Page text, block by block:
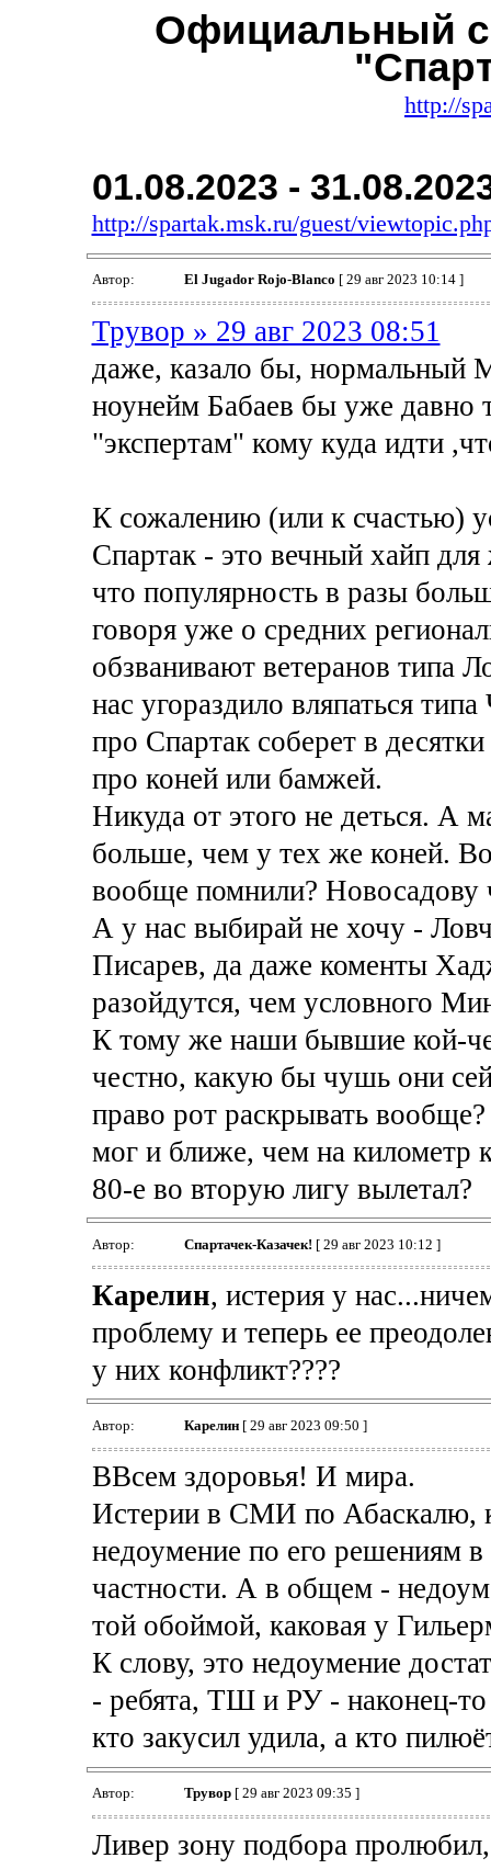
Официальный
http://
01.08.2023 -
http://spartak.msk.ru/guest/
Автор: El Jugador Rojo-Blanco [ 29 авг 2023 10:14 ]
Трувор » 29 авг 2023 08:51
даже, казало бы, нормальный
ноунейм Бабаев бы уже
"экспертам" кому куда идти
К сожалению (или к счастью)
Спартак - это вечный хайп
что популярность в разы
говоря уже о средних
обзванивают ветеранов типа
нас угораздило вляпаться
про Спартак соберет в
про коней или бамжей.
Никуда от этого не деться. А
больше, чем у тех же коней.
вообще помнили?
А у нас выбирай не хочу -
Писарев, да даже коменты
разойдутся, чем условного
К тому же наши бывшие кой-
честно, какую бы чушь они
право рот раскрывать
мог и ближе, чем на километр
80-е во вторую лигу вылетал?
Автор: Спартачек-Казачек! [ 29 авг 2023 10:12 ]
Карелин, истерия у
проблему и теперь ее
у них конфликт????
Автор: Карелин[ 29 авг 2023 09:50 ]
ВВсем здоровья! И мира.
Истерии в СМИ по Абаскалю,
недоумение по его решениям
частности. А в общем -
той обоймой, каковая у
К слову, это недоумение
- ребята, ТШ и РУ - наконец-то
кто закусил удила, а кто
Автор: Трувор[ 29 авг 2023 09:35 ]
Ливер зону подбора